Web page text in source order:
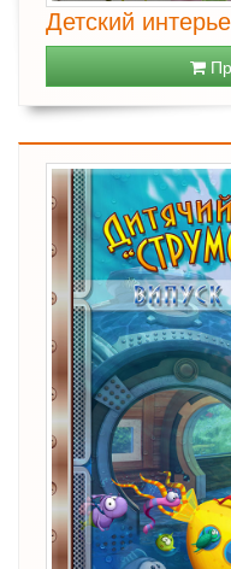
Детский